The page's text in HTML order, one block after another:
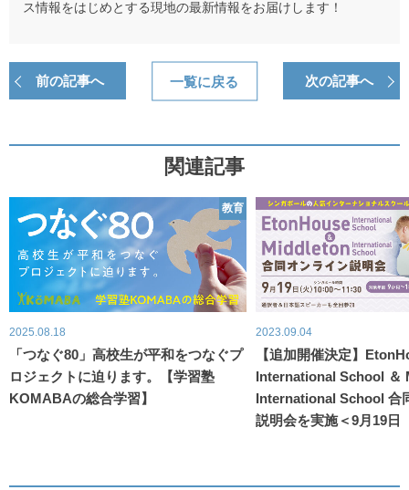
ス情報をはじめとする現地の最新情報をお届けします！
前の記事へ 次の記事へ
一覧に戻る
関連記事
教育
2025.08.18
「つなぐ80」高校生が平和をつなぐプ
ロジェクトに迫ります。【学習塾
KOMABAの総合学習】
2023.09.04
【追加開催決定】
International School ＆
International School 合
説明会を実施＜9月19日